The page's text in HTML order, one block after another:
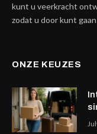
kunt u veerkracht
zodat u door kunt
ONZE KEUZES